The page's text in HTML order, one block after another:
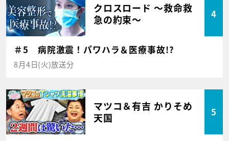
クロスロード ～救命救
急の約束～
4
＃5 病院激震！パワハラ＆医療事故!?
8月4日(火)放送分
マツコ＆有吉 かりそめ
天国
5